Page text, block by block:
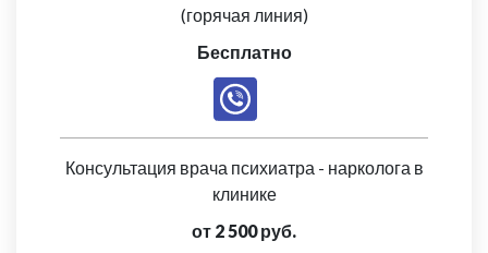
(горячая линия)
Бесплатно
Консультация врача психиатра - нарколога в
клинике
от 2 500 руб.